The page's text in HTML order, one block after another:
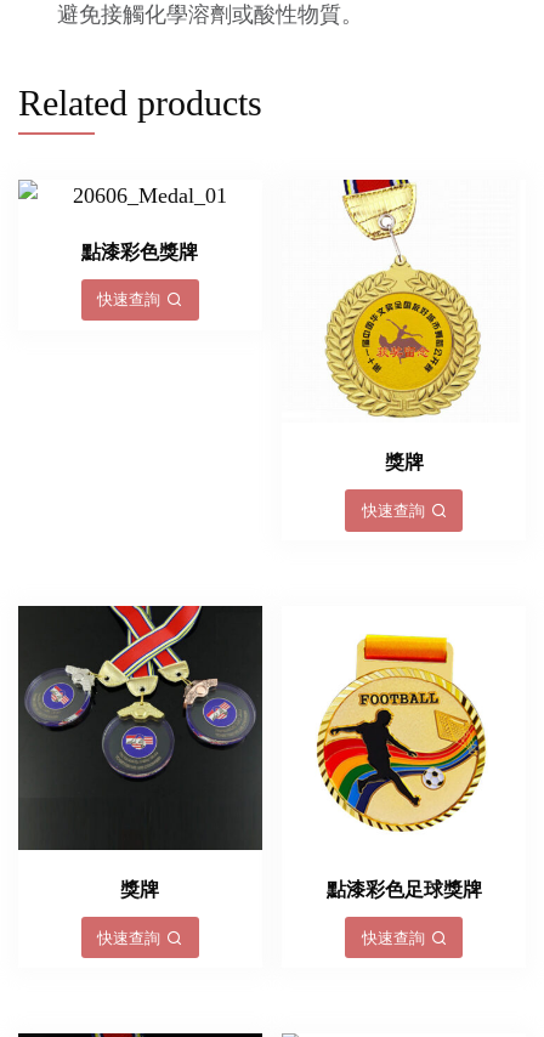
避免接觸化學溶劑或酸性物質。
Related products
點漆彩色獎牌
快速查詢
獎牌
快速查詢
獎牌
快速查詢
點漆彩色足球獎牌
快速查詢